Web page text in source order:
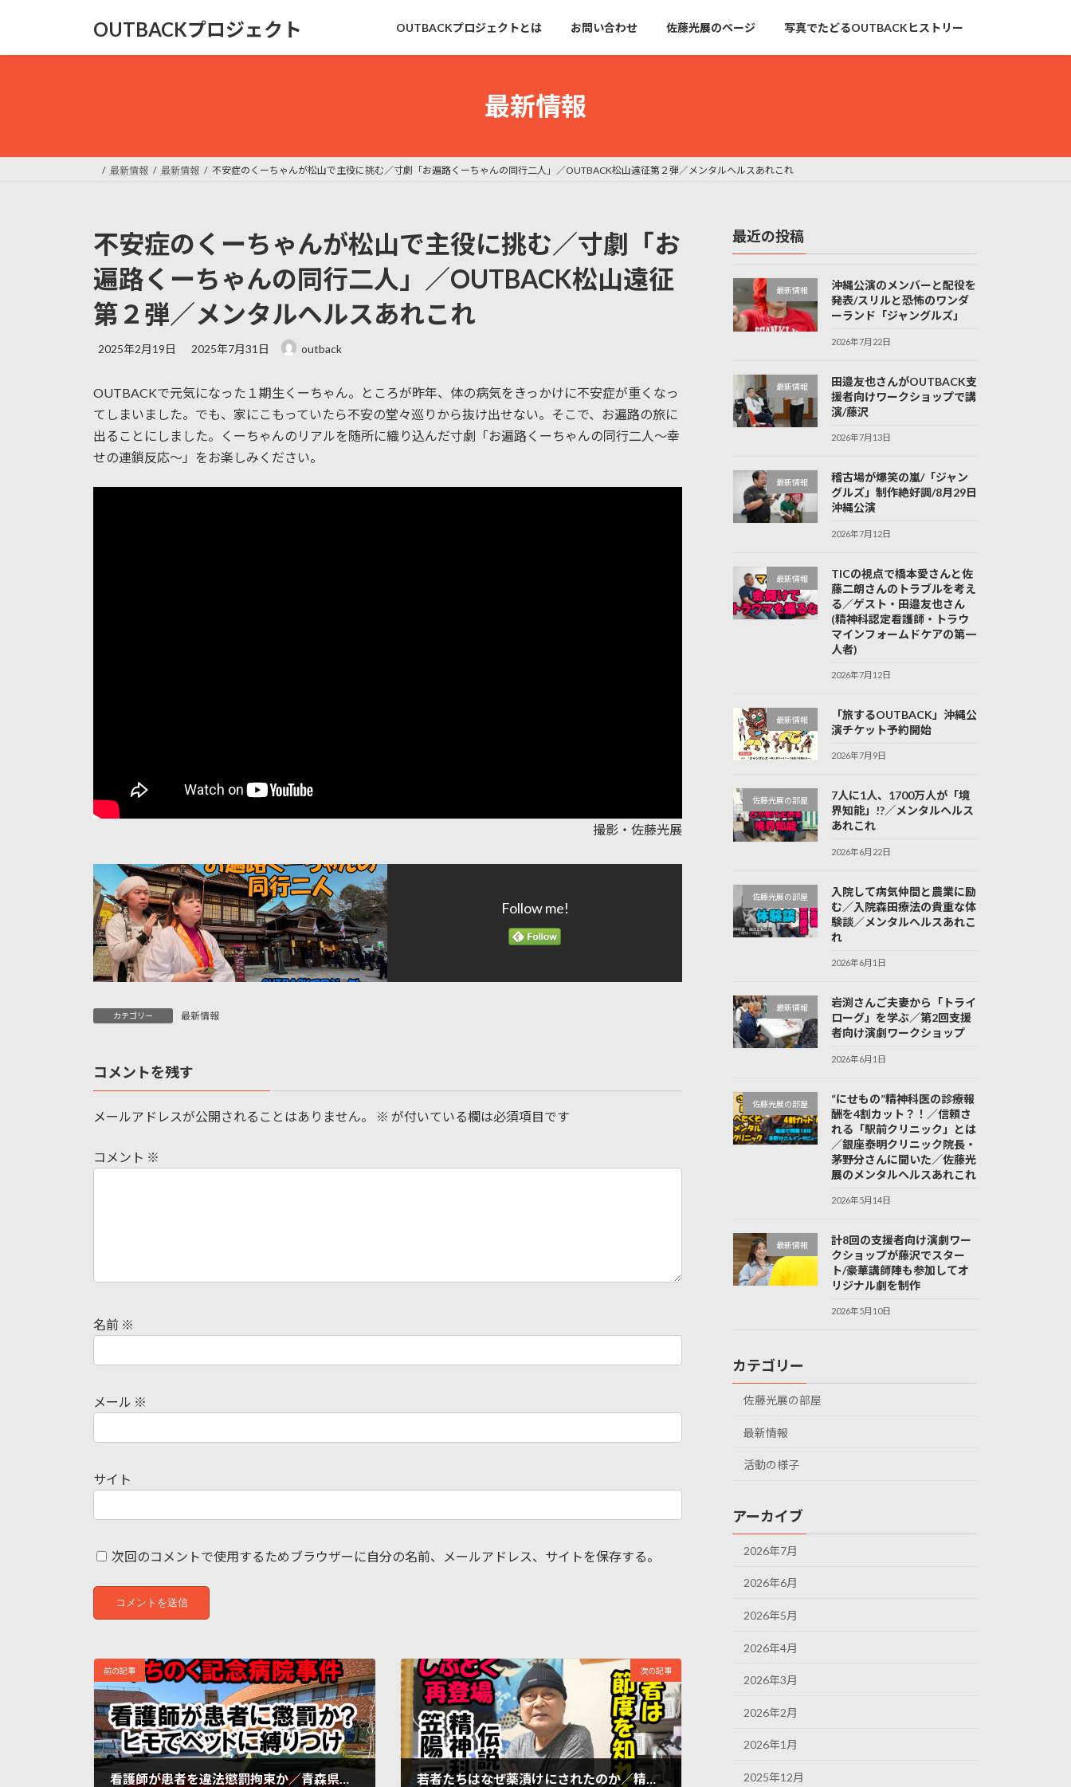
ッ
移
OUTBACKプロジェクト OUTBACKプロジェクトとは お問い合わせ 佐藤光展のページ 写真でたどるOUTBACKヒストリー
最新情報
最新情報 最新情報 不安症のくーちゃんが松山で主役に挑む／寸劇「お遍路くーちゃんの同行二人」／OUTBACK松山遠征第２弾／メンタルヘルスあれこれ
不安症のくーちゃんが松山で主役に挑む／寸劇「お
遍路くーちゃんの同行二人」／OUTBACK松山遠征
第２弾／メンタルヘルスあれこれ
2025年2月19日
最
新
日
:
2025年7月31日 outback
OUTBACKで元気になった１期生くーちゃん。ところが昨年、体の病気をきっかけに不安症が重くなっ
てしまいました。でも、家にこもっていたら不安の堂々巡りから抜け出せない。そこで、お遍路の旅に
出ることにしました。くーちゃんのリアルを随所に織り込んだ寸劇「お遍路くーちゃんの同行二人～幸
せの連鎖反応～」をお楽しみください。
撮影・佐藤光展
Follow me!
カテゴリー 最新情報
コメントを残す
メールアドレスが公開されることはありません。 ※ が付いている欄は必須項目です
コメント ※
名前 ※
メール ※
サイト
次回のコメントで使用するためブラウザーに自分の名前、メールアドレス、サイトを保存する。
前の記事
看護師が患者を違法懲罰拘束か／青森県や八戸市は何をやっていたのか／みちのく記念病院事件
次の記事
若者たちはなぜ薬漬けにされたのか／精神科医・笠陽一郎さんインタビュー／メンタルヘルスあれこれ
最近の投稿
最新情報
沖縄公演のメンバーと配役を
発表/スリルと恐怖のワンダ
ーランド「ジャングルズ」
2026年7月22日
最新情報
田邉友也さんがOUTBACK支
援者向けワークショップで講
演/藤沢
2026年7月13日
最新情報
稽古場が爆笑の嵐/「ジャン
グルズ」制作絶好調/8月29日
沖縄公演
2026年7月12日
最新情報
TICの視点で橋本愛さんと佐
藤二朗さんのトラブルを考え
る／ゲスト・田邉友也さん
(精神科認定看護師・トラウ
マインフォームドケアの第一
人者)
2026年7月12日
最新情報
「旅するOUTBACK」沖縄公
演チケット予約開始
2026年7月9日
佐藤光展の部屋
7人に1人、1700万人が「境
界知能」!?／メンタルヘルス
あれこれ
2026年6月22日
佐藤光展の部屋
入院して病気仲間と農業に励
む／入院森田療法の貴重な体
験談／メンタルヘルスあれこ
れ
2026年6月1日
最新情報
岩渕さんご夫妻から「トライ
ローグ」を学ぶ／第2回支援
者向け演劇ワークショップ
2026年6月1日
佐藤光展の部屋
“にせもの”精神科医の診療報
酬を4割カット？！／信頼さ
れる「駅前クリニック」とは
／銀座泰明クリニック院長・
茅野分さんに聞いた／佐藤光
展のメンタルヘルスあれこれ
2026年5月14日
最新情報
計8回の支援者向け演劇ワー
クショップが藤沢でスター
ト/豪華講師陣も参加してオ
リジナル劇を制作
2026年5月10日
カテゴリー
佐藤光展の部屋
最新情報
活動の様子
アーカイブ
2026年7月
2026年6月
2026年5月
2026年4月
2026年3月
2026年2月
2026年1月
2025年12月